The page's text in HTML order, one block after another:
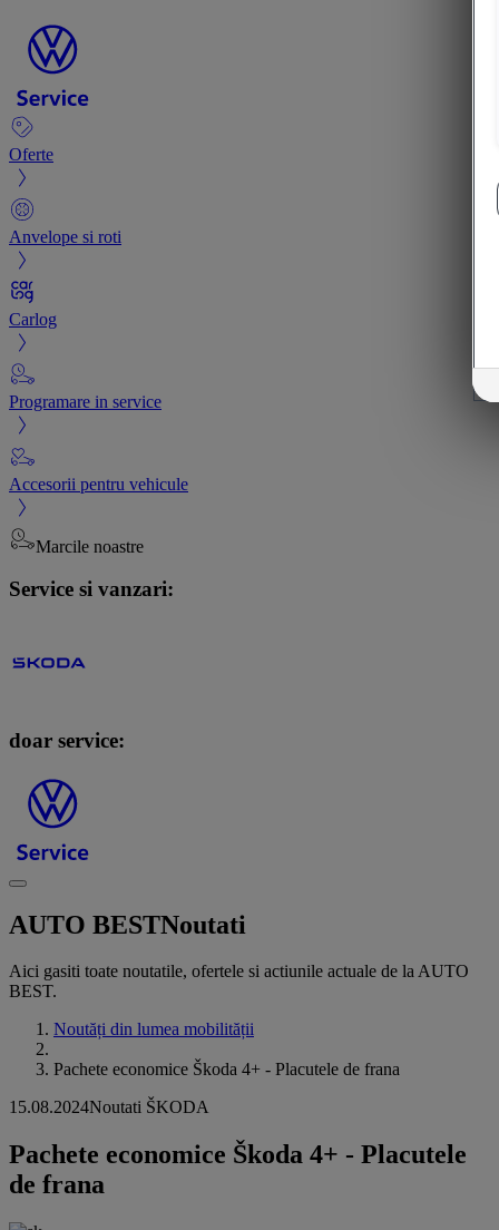
Oferte
Anvelope si roti
Carlog
Programare in service
Accesorii pentru vehicule
Marcile noastre
Service si vanzari:
doar service:
AUTO BESTNoutati
Aici gasiti toate noutatile, ofertele si actiunile actuale de la AUTO
BEST.
Noutăți din lumea mobilității
Pachete economice Škoda 4+ - Placutele de frana
15.08.2024Noutati ŠKODA
Pachete economice Škoda 4+ - Placutele
de frana